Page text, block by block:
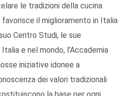
le tradizioni della cucina
favorisce il miglioramento in Italia
Centro Studi, le sue
e nel mondo, l’Accademia
iniziative idonee a
dei valori tradizionali
la base per ogni